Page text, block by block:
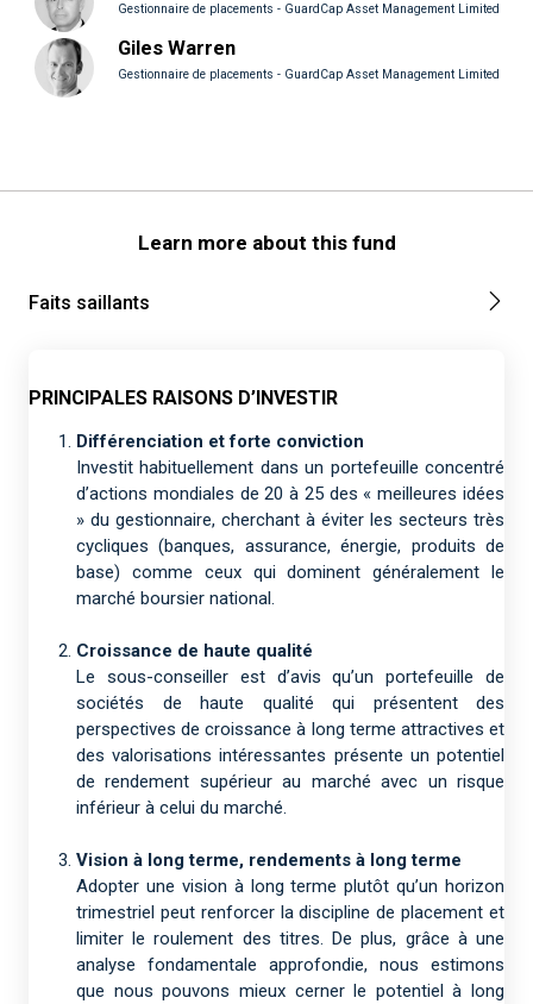
Gestionnaire de placements - GuardCap Asset Management Limited
Giles Warren
Gestionnaire de placements - GuardCap Asset Management Limited
Learn more about this fund
Faits saillants
PRINCIPALES RAISONS D’INVESTIR
Différenciation et forte conviction
Investit habituellement dans un portefeuille concentré
d’actions mondiales de 20 à 25 des « meilleures idées
» du gestionnaire, cherchant à éviter les secteurs très
cycliques (banques, assurance, énergie, produits de
base) comme ceux qui dominent généralement le
marché boursier national.
Croissance de haute qualité
Le sous-conseiller est d’avis qu’un portefeuille de
sociétés de haute qualité qui présentent des
perspectives de croissance à long terme attractives et
des valorisations intéressantes présente un potentiel
de rendement supérieur au marché avec un risque
inférieur à celui du marché.
Vision à long terme, rendements à long terme
Adopter une vision à long terme plutôt qu’un horizon
trimestriel peut renforcer la discipline de placement et
limiter le roulement des titres. De plus, grâce à une
analyse fondamentale approfondie, nous estimons
que nous pouvons mieux cerner le potentiel à long